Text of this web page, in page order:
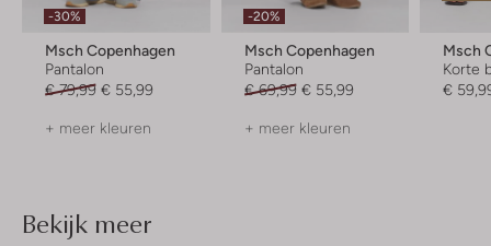
-30%
Msch Copenhagen
Pantalon
€ 79,99 € 55,99
+ meer kleuren
-20%
Msch Copenhagen
Pantalon
€ 69,99 € 55,99
+ meer kleuren
Msch
Korte
€
Bekijk meer